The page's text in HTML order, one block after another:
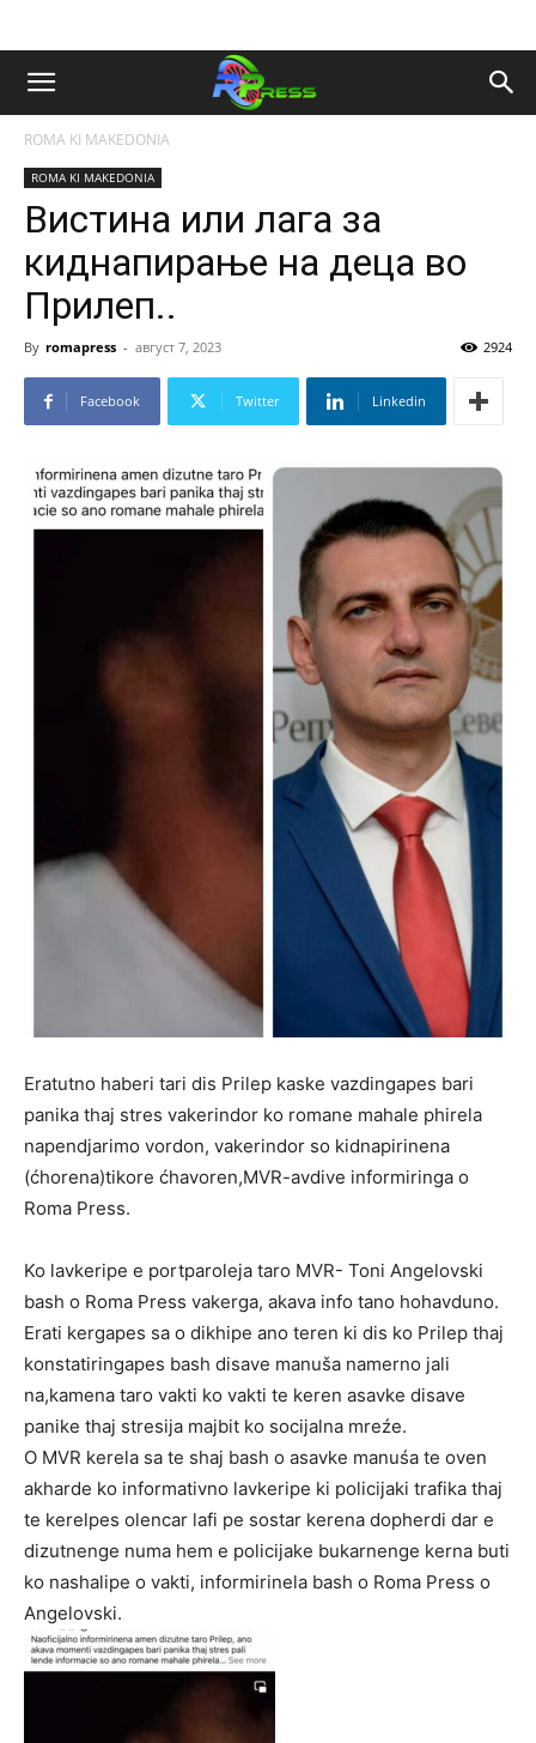
ROMA KI MAKEDONIA
ROMA KI MAKEDONIA
Вистина или лага за
киднапирање на деца во
Прилеп..
By romapress - август 7, 2023 2924
Facebook Twitter Linkedin
Eratutno haberi tari dis Prilep kaske vazdingapes bari
panika thaj stres vakerindor ko romane mahale phirela
napendjarimo vordon, vakerindor so kidnapirinena
(ćhorena)tikore ćhavoren,MVR-avdive informiringa o
Roma Press.
Ko lavkeripe e portparoleja taro MVR- Toni Angelovski
bash o Roma Press vakerga, akava info tano hohavduno.
Erati kergapes sa o dikhipe ano teren ki dis ko Prilep thaj
konstatiringapes bash disave manuša namerno jali
na,kamena taro vakti ko vakti te keren asavke disave
panike thaj stresija majbit ko socijalna mreźe.
O MVR kerela sa te shaj bash o asavke manuśa te oven
akharde ko informativno lavkeripe ki policijaki trafika thaj
te kerelpes olencar lafi pe sostar kerena dopherdi dar e
dizutnenge numa hem e policijake bukarnenge kerna buti
ko nashalipe o vakti, informirinela bash o Roma Press o
Angelovski.